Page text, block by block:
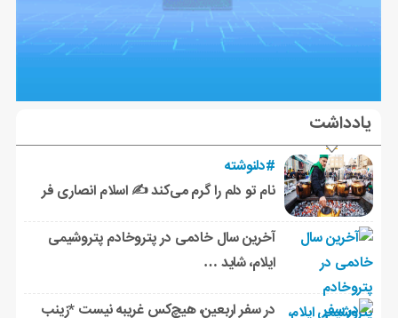
یادداشت
#دلنوشته
نام تو دلم را گرم می‌کند ✍️ اسلام انصاری فر
آخرین سال خادمی در پتروخادم پتروشیمی
ایلام، شاید …
در سفر اربعین، هیچ‌کس غریبه نیست *زینب